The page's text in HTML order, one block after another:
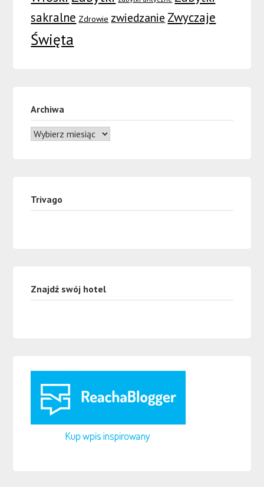
sakralne Zdrowie zwiedzanie Zwyczaje
Święta
Archiwa
Trivago
Znajdź swój hotel